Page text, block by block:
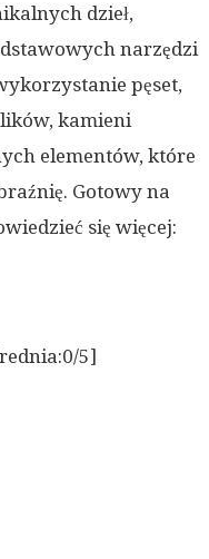
dzieł,
narzędzi
pęset,
kamieni
elementów, które
Gotowy na
się więcej:
5]